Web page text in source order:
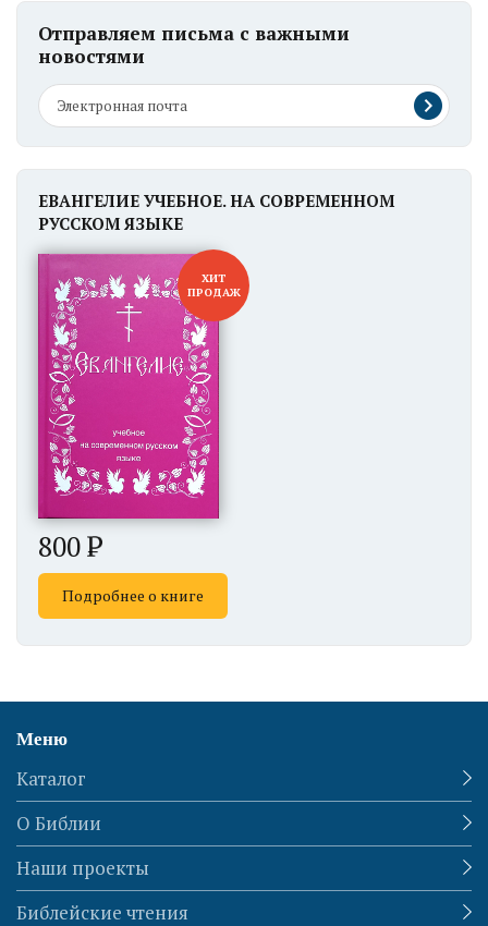
Отправляем письма с важными
новостями
ЕВАНГЕЛИЕ УЧЕБНОЕ. НА СОВРЕМЕННОМ
РУССКОМ ЯЗЫКЕ
ХИТ
ПРОДАЖ
800
Подробнее о книге
Меню
Каталог
О Библии
Наши проекты
Библейские чтения